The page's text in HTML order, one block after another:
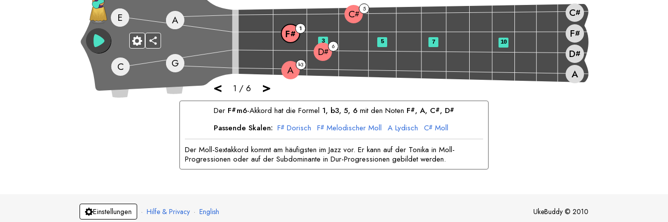
< 1 / 6 >
G
A b3
A
C
D# 6
D#
E
F# 1 F#
A C# 5 C#
3 5 7 10
Der F#m6-Akkord hat die Formel 1, b3, 5, 6 mit den Noten F#, A, C#, D#
Passende Skalen: F# Dorisch F# Melodischer Moll A Lydisch C# Moll
C Harmonischer Moll D Lokrisch D Blues
Der Moll-Sextakkord kommt am häufigsten im Jazz vor. Er kann auf der Tonika in Moll-
Progressionen oder auf der Subdominante in Dur-Progressionen gebildet werden.
Einstellungen · Hilfe & Privacy · English UkeBuddy © 2010